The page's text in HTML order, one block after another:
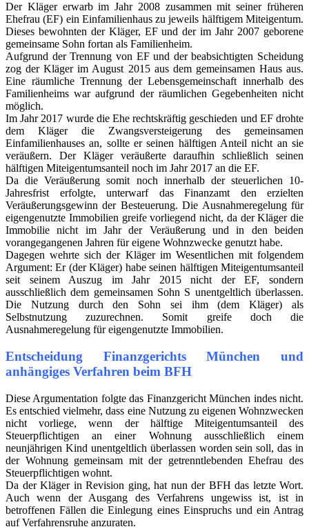
Der Kläger erwarb im Jahr 2008 zusammen mit seiner früheren
Ehefrau (EF) ein Einfamilienhaus zu jeweils hälftigem Miteigentum.
Dieses bewohnten der Kläger, EF und der im Jahr 2007 geborene
gemeinsame Sohn fortan als Familienheim.
Aufgrund der Trennung von EF und der beabsichtigten Scheidung
zog der Kläger im August 2015 aus dem gemeinsamen Haus aus.
Eine räumliche Trennung der Lebensgemeinschaft innerhalb des
Familienheims war aufgrund der räumlichen Gegebenheiten nicht
möglich.
Im Jahr 2017 wurde die Ehe rechtskräftig geschieden und EF drohte
dem Kläger die Zwangsversteigerung des gemeinsamen
Einfamilienhauses an, sollte er seinen hälftigen Anteil nicht an sie
veräußern. Der Kläger veräußerte daraufhin schließlich seinen
hälftigen Miteigentumsanteil noch im Jahr 2017 an die EF.
Da die Veräußerung somit noch innerhalb der steuerlichen 10-
Jahresfrist erfolgte, unterwarf das Finanzamt den erzielten
Veräußerungsgewinn der Besteuerung. Die Ausnahmeregelung für
eigengenutzte Immobilien greife vorliegend nicht, da der Kläger die
Immobilie nicht im Jahr der Veräußerung und in den beiden
vorangegangenen Jahren für eigene Wohnzwecke genutzt habe.
Dagegen wehrte sich der Kläger im Wesentlichen mit folgendem
Argument: Er (der Kläger) habe seinen hälftigen Miteigentumsanteil
seit seinem Auszug im Jahr 2015 nicht der EF, sondern
ausschließlich dem gemeinsamen Sohn S unentgeltlich überlassen.
Die Nutzung durch den Sohn sei ihm (dem Kläger) als
Selbstnutzung zuzurechnen. Somit greife doch die
Ausnahmeregelung für eigengenutzte Immobilien.
Entscheidung Finanzgerichts München und
anhängiges Verfahren beim BFH
Diese Argumentation folgte das Finanzgericht München indes nicht.
Es entschied vielmehr, dass eine Nutzung zu eigenen Wohnzwecken
nicht vorliege, wenn der hälftige Miteigentumsanteil des
Steuerpflichtigen an einer Wohnung ausschließlich einem
neunjährigen Kind unentgeltlich überlassen worden sein soll, das in
der Wohnung gemeinsam mit der getrenntlebenden Ehefrau des
Steuerpflichtigen wohnt.
Da der Kläger in Revision ging, hat nun der BFH das letzte Wort.
Auch wenn der Ausgang des Verfahrens ungewiss ist, ist in
betroffenen Fällen die Einlegung eines Einspruchs und ein Antrag
auf Verfahrensruhe anzuraten.